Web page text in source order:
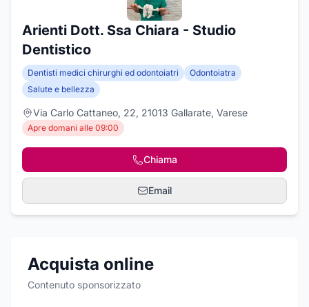
Arienti Dott. Ssa Chiara - Studio
Dentistico
Dentisti medici chirurghi ed odontoiatri
Odontoiatra
Salute e bellezza
Via Carlo Cattaneo, 22, 21013 Gallarate, Varese
Apre domani alle 09:00
Chiama
Email
Acquista online
Contenuto sponsorizzato